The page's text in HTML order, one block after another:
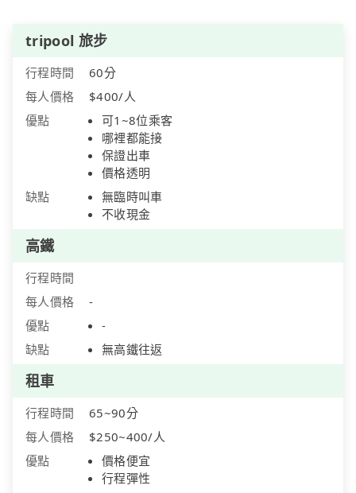
tripool 旅步
行程時間
60分
每人價格
$400/人
優點
可1~8位乘客
哪裡都能接
保證出車
價格透明
缺點
無臨時叫車
不收現金
高鐵
行程時間
每人價格
-
優點
-
缺點
無高鐵往返
租車
行程時間
65~90分
每人價格
$250~400/人
優點
價格便宜
行程彈性